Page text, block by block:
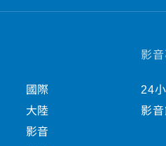
國際
大陸
影音
影
24
影音